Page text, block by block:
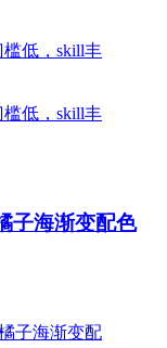
子海渐变配色